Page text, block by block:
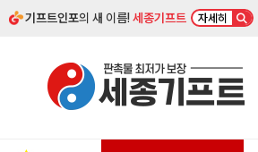
기프트인포의 새 이름!세종기프트 자세히